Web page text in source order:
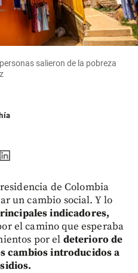
salieron de la pobreza
de Colombia
un cambio social. Y lo
indicadores,
el camino que esperaba
por el deterioro de
cambios introducidos a